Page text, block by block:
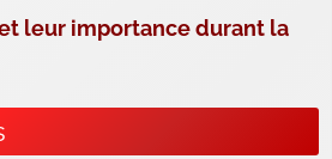
leur importance durant la